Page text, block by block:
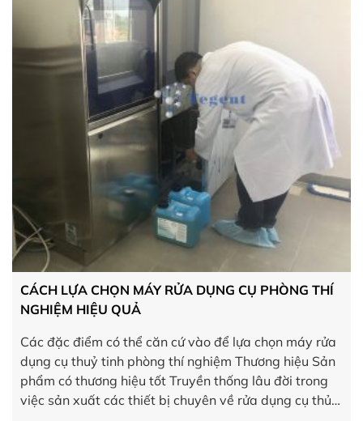
CÁCH LỰA CHỌN MÁY RỬA DỤNG CỤ PHÒNG THÍ
NGHIỆM HIỆU QUẢ
Các đặc điểm có thể căn cứ vào để lựa chọn máy rửa
dụng cụ thuỷ tinh phòng thí nghiệm Thương hiệu Sản
phẩm có thương hiệu tốt Truyền thống lâu đời trong
việc sản xuất các thiết bị chuyên về rửa dụng cụ thủy